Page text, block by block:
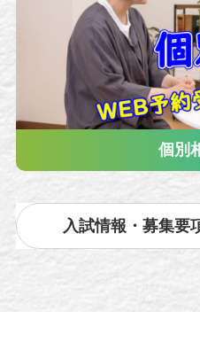
個別
入試情報・募集要